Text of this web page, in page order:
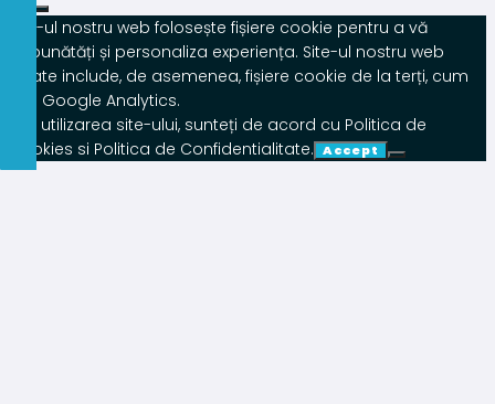
Site-ul nostru web folosește fișiere cookie pentru a vă
îmbunătăți și personaliza experiența. Site-ul nostru web
poate include, de asemenea, fișiere cookie de la terți, cum
ar fi Google Analytics.
Prin utilizarea site-ului, sunteți de acord cu Politica de
Cookies si Politica de Confidentialitate. Accept